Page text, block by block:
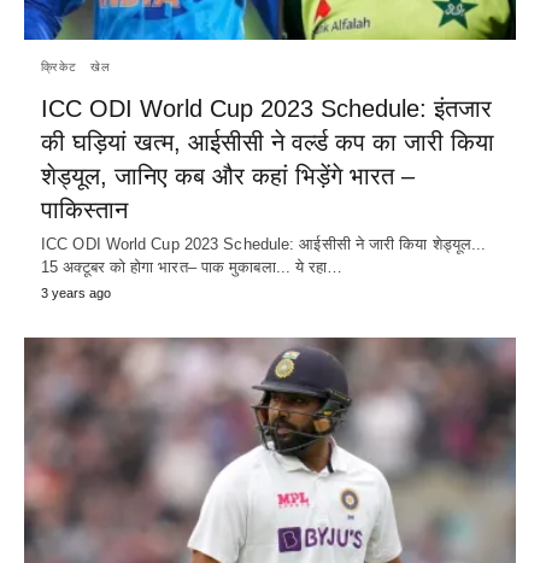
क्रिकेट खेल
ICC ODI World Cup 2023 Schedule: इंतजार
की घड़ियां खत्म, आईसीसी ने वर्ल्ड कप का जारी किया
शेड्यूल, जानिए कब और कहां भिड़ेंगे भारत –
पाकिस्तान
ICC ODI World Cup 2023 Schedule: आईसीसी ने जारी किया शेड्यूल...
15 अक्टूबर को होगा भारत– पाक मुकाबला... ये रहा…
3 years ago